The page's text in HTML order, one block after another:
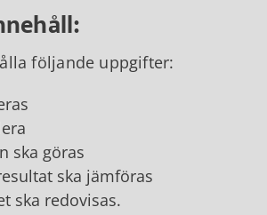
följande uppgifter:
ska göras
ska jämföras
ska redovisas.